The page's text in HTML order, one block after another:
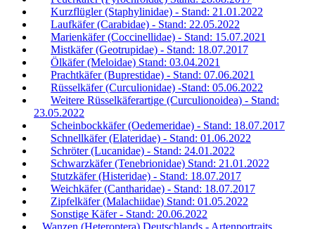
Kurzflügler (Staphylinidae) - Stand: 21.01.2022
Laufkäfer (Carabidae) - Stand: 22.05.2022
Marienkäfer (Coccinellidae) - Stand: 15.07.2021
Mistkäfer (Geotrupidae) - Stand: 18.07.2017
Ölkäfer (Meloidae) Stand: 03.04.2021
Prachtkäfer (Buprestidae) - Stand: 07.06.2021
Rüsselkäfer (Curculionidae) -Stand: 05.06.2022
Weitere Rüsselkäferartige (Curculionoidea) - Stand:
23.05.2022
Scheinbockkäfer (Oedemeridae) - Stand: 18.07.2017
Schnellkäfer (Elateridae) - Stand: 01.06.2022
Schröter (Lucanidae) - Stand: 24.01.2022
Schwarzkäfer (Tenebrionidae) Stand: 21.01.2022
Stutzkäfer (Histeridae) - Stand: 18.07.2017
Weichkäfer (Cantharidae) - Stand: 18.07.2017
Zipfelkäfer (Malachiidae) Stand: 01.05.2022
Sonstige Käfer - Stand: 20.06.2022